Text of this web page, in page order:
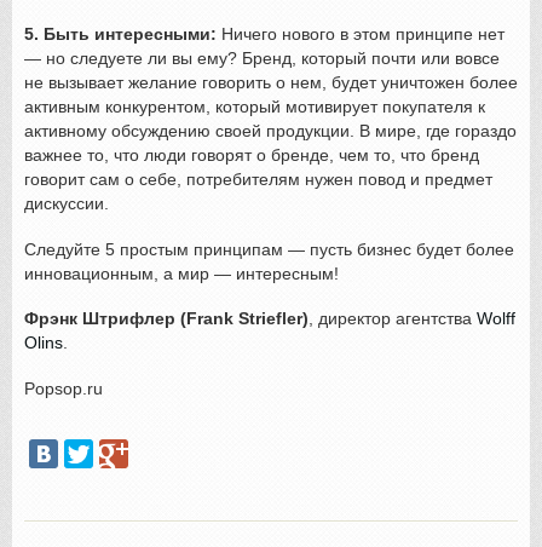
5. Быть интересными: Ничего нового в этом принципе нет
— но следуете ли вы ему? Бренд, который почти или вовсе
не вызывает желание говорить о нем, будет уничтожен более
активным конкурентом, который мотивирует покупателя к
активному обсуждению своей продукции. В мире, где гораздо
важнее то, что люди говорят о бренде, чем то, что бренд
говорит сам о себе, потребителям нужен повод и предмет
дискуссии.
Следуйте 5 простым принципам — пусть бизнес будет более
инновационным, а мир — интересным!
Фрэнк Штрифлер (Frank Striefler), директор агентства Wolff
Olins.
Popsop.ru